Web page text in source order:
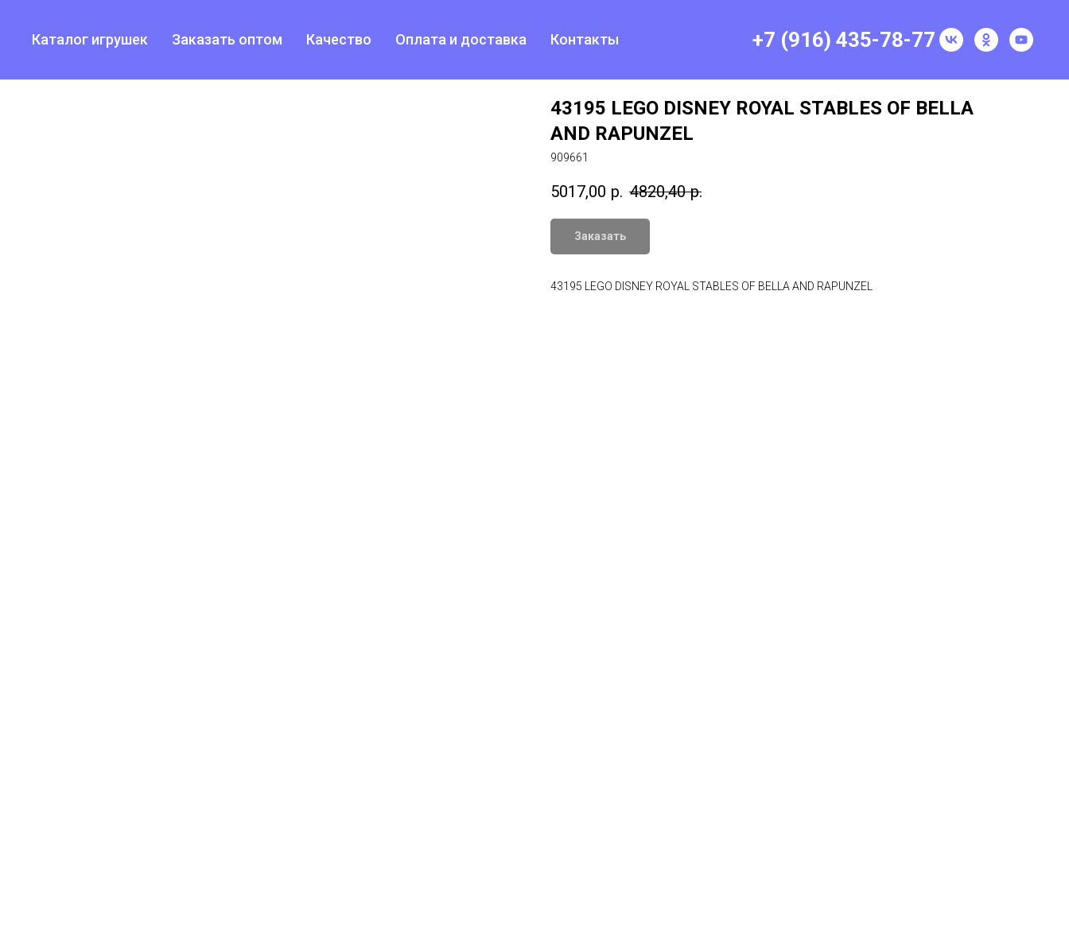
Каталог игрушек Заказать оптом Качество Оплата и доставка Контакты +7 (916) 435-78-77
43195 LEGO DISNEY ROYAL STABLES OF BELLA
AND RAPUNZEL
909661
5017,00 р. 4820,40 р.
Заказать
43195 LEGO DISNEY ROYAL STABLES OF BELLA AND RAPUNZEL